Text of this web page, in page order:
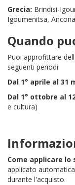
Grecia: Brindisi-
Igoumenitsa,
Quando
Puoi approfittare
seguenti periodi:
Dal 1° aprile al 31
Dal 1° ottobre al
e cultura)
Come applicare lo
applicato
durante l'acquisto.